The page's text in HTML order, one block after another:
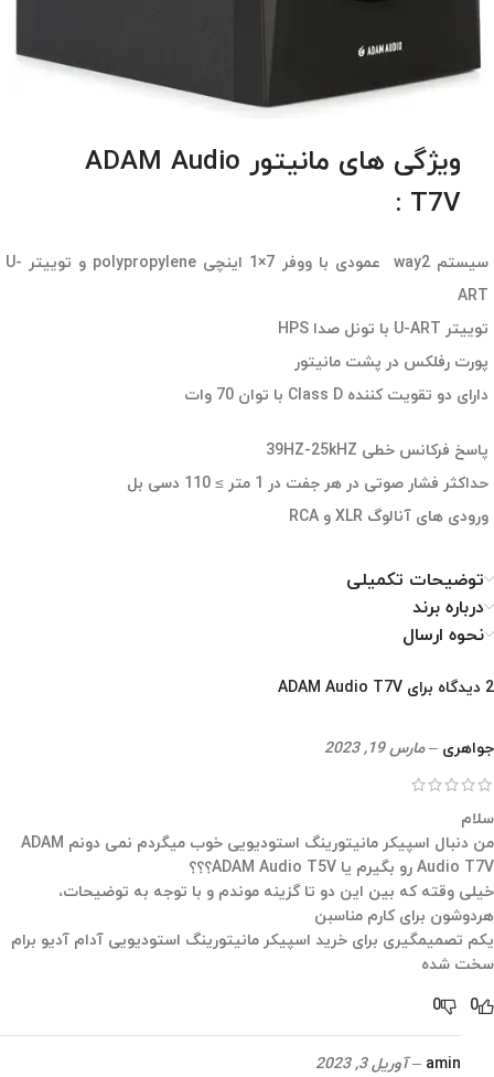
ویژگی های مانیتور ADAM Audio
T7V :
سیستم way2 عمودی با ووفر 7×1 اینچی polypropylene و توییتر U-
ART
توییتر U-ART با تونل صدا HPS
پورت رفلکس در پشت مانیتور
دارای دو تقویت کننده Class D با توان 70 وات
پاسخ فرکانس خطی 39HZ-25kHZ
حداکثر فشار صوتی در هر جفت در 1 متر ≥ 110 دسی بل
ورودی های آنالوگ XLR و RCA
توضیحات تکمیلی
درباره برند
نحوه ارسال
2 دیدگاه برای ADAM Audio T7V
جواهری – مارس 19, 2023
سلام
من دنبال اسپیکر مانیتورینگ استودیویی خوب میگردم نمی دونم ADAM
Audio T7V رو بگیرم یا ADAM Audio T5V؟؟؟
خیلی وقته که بین این دو تا گزینه موندم و با توجه به توضیحات،
هردوشون برای کارم مناسبن
یکم تصمیمگیری برای خرید اسپیکر مانیتورینگ استودیویی آدام آدیو برام
سخت شده
0
0
amin
– آوریل 3, 2023